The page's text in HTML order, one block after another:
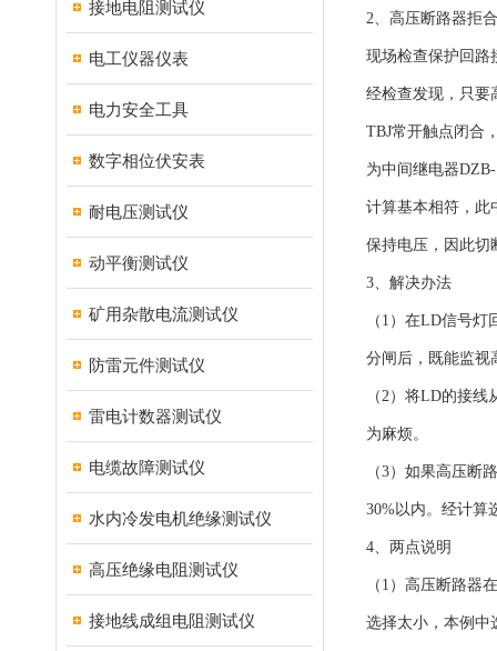
接地电阻测试仪
电工仪器仪表
电力安全工具
数字相位伏安表
耐电压测试仪
动平衡测试仪
矿用杂散电流测试仪
防雷元件测试仪
雷电计数器测试仪
电缆故障测试仪
水内冷发电机绝缘测试仪
高压绝缘电阻测试仪
接地线成组电阻测试仪
2、高压断路器拒
现场检查保护回路
经检查发现，只要
TBJ常开触点闭合
为中间继电器
计算基本相符，此
保持电压，因此切
3、解决办法
（1）在LD信号
分闸后，既能监视
（2）将LD的接
为麻烦。
（3）如果高压断
30%以内。经计算
4、两点说明
（1）高压断路器
选择太小，本例中